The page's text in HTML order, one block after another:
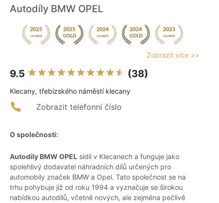
Autodíly BMW OPEL
Zobrazit více >>
9.5 (38)
Klecany, třebízského náměstí klecany
Zobrazit telefonní číslo
O společnosti:
Autodíly BMW OPEL sídlí v Klecanech a funguje jako
spolehlivý dodavatel náhradních dílů určených pro
automobily značek BMW a Opel. Tato společnost se na
trhu pohybuje již od roku 1994 a vyznačuje se širokou
nabídkou autodílů, včetně nových, ale zejména pečlivě